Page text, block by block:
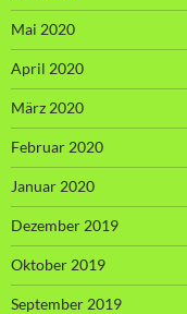
Mai 2020
April 2020
März 2020
Februar 2020
Januar 2020
Dezember 2019
Oktober 2019
September 2019